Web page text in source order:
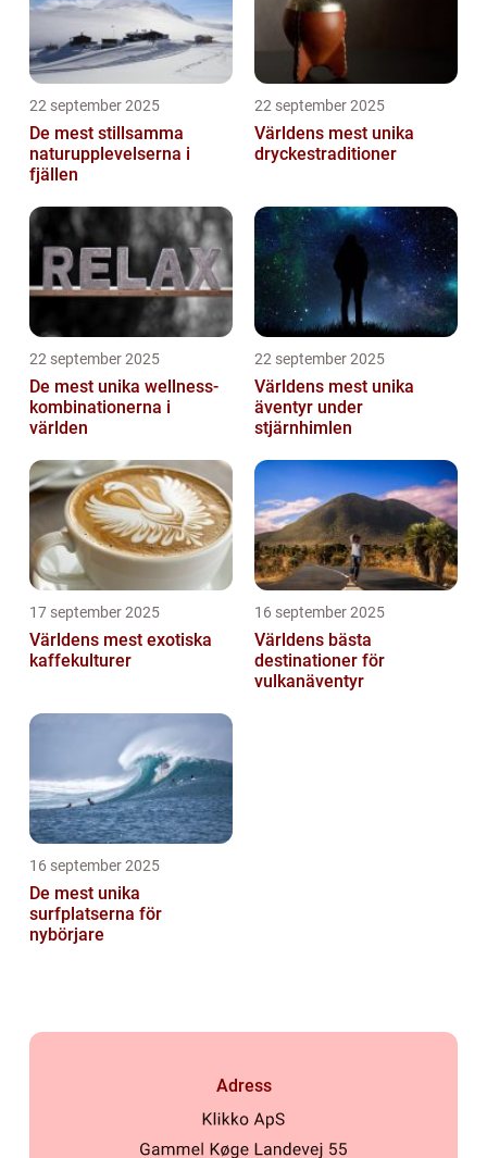
22 september 2025
De mest stillsamma
naturupplevelserna i
fjällen
22 september 2025
Världens mest unika
dryckestraditioner
22 september 2025
De mest unika wellness-
kombinationerna i
världen
22 september 2025
Världens mest unika
äventyr under
stjärnhimlen
17 september 2025
Världens mest exotiska
kaffekulturer
16 september 2025
Världens bästa
destinationer för
vulkanäventyr
16 september 2025
De mest unika
surfplatserna för
nybörjare
Adress